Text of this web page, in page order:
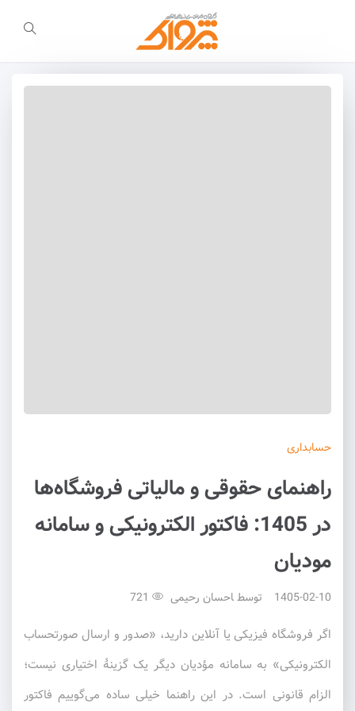
حسابداری
راهنمای حقوقی و مالیاتی فروشگاه‌ها
در 1405: فاکتور الکترونیکی و سامانه
مودیان
1405-02-10 توسط احسان رحیمی
اگر فروشگاه فیزیکی یا آنلاین دارید، «صدور و ارسال صورتحساب
الکترونیکی» به سامانه مؤدیان دیگر یک گزینهٔ اختیاری نیست؛
الزام قانونی است. در این راهنما خیلی ساده می‌گوییم فاکتور